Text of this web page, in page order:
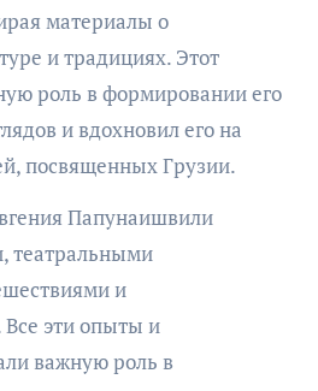
материалы о
и традициях. Этот
роль в формировании его
и вдохновил его на
посвященных Грузии.
Папунаишвили
театральными
и
эти опыты и
важную роль в